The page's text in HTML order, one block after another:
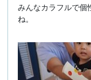
みんなカラフルで個
ね。